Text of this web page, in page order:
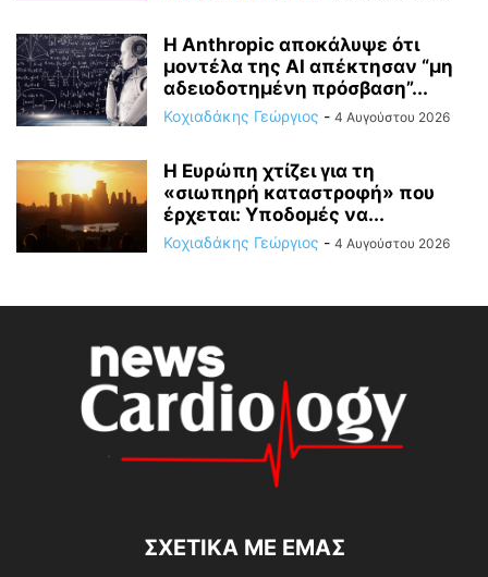
Η Anthropic αποκάλυψε ότι
μοντέλα της AI απέκτησαν “μη
αδειοδοτημένη πρόσβαση”...
Κοχιαδάκης Γεώργιος - 4 Αυγούστου 2026
Η Ευρώπη χτίζει για τη
«σιωπηρή καταστροφή» που
έρχεται: Υποδομές να...
Κοχιαδάκης Γεώργιος - 4 Αυγούστου 2026
ΣΧΕΤΙΚΆ ΜΕ ΕΜΆΣ